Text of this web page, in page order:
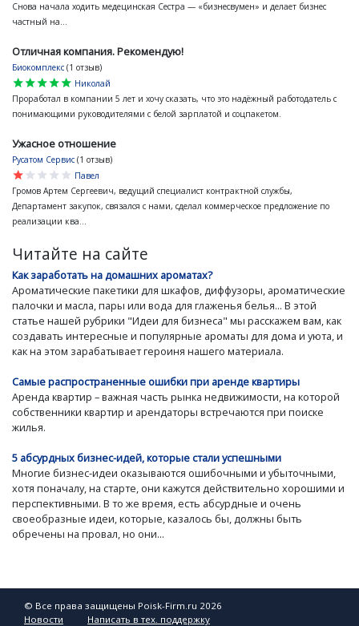
Снова начала ходить медецинская Сестра — «бизнесвумен» и делает бизнес
частный на...
Отличная компания. Рекомендую!
Биокомплекс (1 отзыв)
star
star
star
star
star
Николай
Проработал в компании 5 лет и хочу сказать, что это надёжный работодатель с
понимающими руководителями с белой зарплатой и соцпакетом.
Ужасное отношение
Русатом Сервис (1 отзыв)
star
star
star
star
star
Павел
Громов Артем Сергеевич, ведущий специалист контрактной службы,
Департамент закупок, связался с нами, сделал коммерческое предложение по
реализации ква...
Читайте на сайте
Как заработать на домашних ароматах?
Ароматические пакетики для шкафов, диффузоры, ароматические
палочки и масла, пары или вода для глаженья белья... В этой
статье нашей рубрики "Идеи для бизнеса" мы расскажем вам, как
создавать интересные и популярные ароматы для дома и уюта, и
как на этом зарабатывает героиня нашего материала.
Самые распространенные ошибки при аренде квартиры
Аренда квартир – важная часть рынка недвижимости, на которой
собственники квартир и арендаторы встречаются при поиске
жилья.
5 абсурдных бизнес-идей, которые стали успешными
Многие бизнес-идеи оказываются ошибочными и убыточными,
хотя поначалу, на старте, они кажутся действительно хорошими и
перспективными. В то же время, есть абсурдные и очень
своеобразные идеи, которые, казалось бы, должны быть
обречены на провал, но они...
© Все права защищены Poisk-Firm.ru 2026
Новости
Написать в тех. поддержку